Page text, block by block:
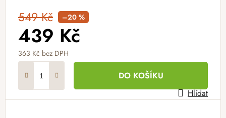
549 Kč –20 %
439 Kč
363 Kč bez DPH
DO KOŠÍKU
Hlídat